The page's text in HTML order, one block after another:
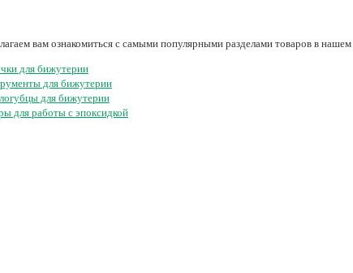
вам ознакомиться с самыми популярными разделами товаров в нашем
для бижутерии
для бижутерии
для бижутерии
для работы с эпоксидкой